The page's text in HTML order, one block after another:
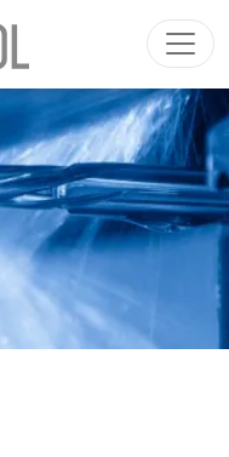
Machining Tool
Download